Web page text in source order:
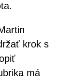
krok s
má